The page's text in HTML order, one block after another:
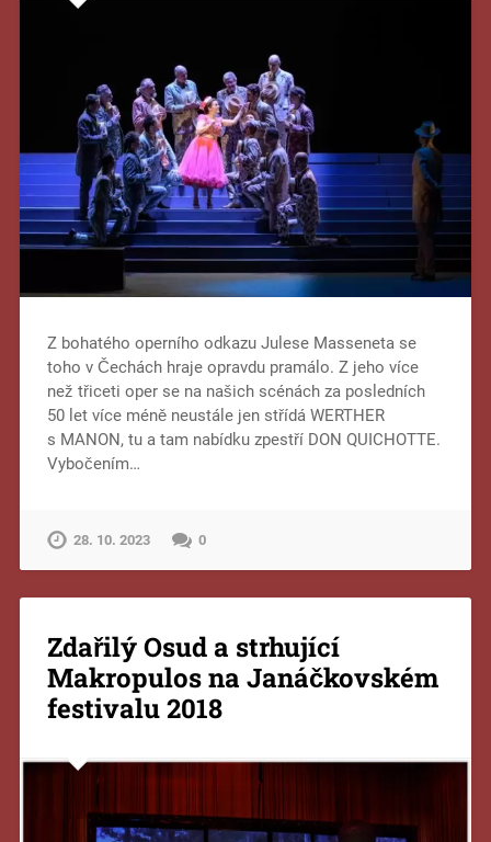
Z bohatého operního odkazu Julese Masseneta se
toho v Čechách hraje opravdu pramálo. Z jeho více
než třiceti oper se na našich scénách za posledních
50 let více méně neustále jen střídá WERTHER
s MANON, tu a tam nabídku zpestří DON QUICHOTTE.
Vybočením…
28. 10. 2023 0
Zdařilý Osud a strhující
Makropulos na Janáčkovském
festivalu 2018